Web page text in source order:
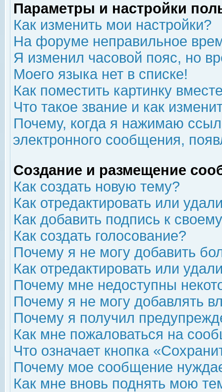
Параметры и настройки
Как изменить мои настройки?
На форуме неправильное
Я изменил часовой пояс, но
Моего языка нет в списке!
Как поместить картинку
Что такое звание и как
Почему, когда я нажимаю
электронного сообщения,
Создание и размещение
Как создать новую тему?
Как отредактировать или
Как добавить подпись к
Как создать голосование?
Почему я не могу добавить
Как отредактировать или
Почему мне недоступны
Почему я не могу добавлять
Почему я получил
Как мне пожаловаться на
Что означает кнопка
Почему мое сообщение
Как мне вновь поднять мою